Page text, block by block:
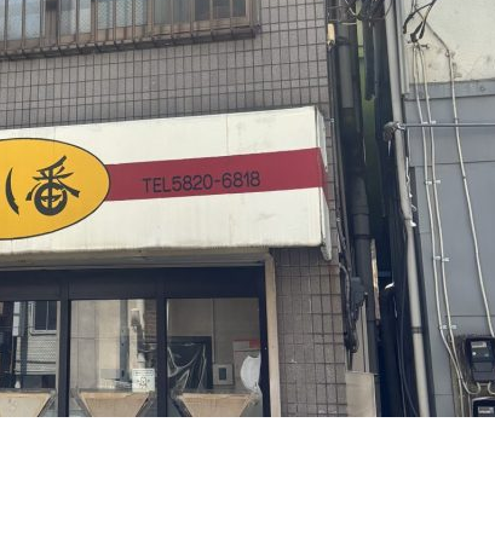
ント アクセス
ACCESS